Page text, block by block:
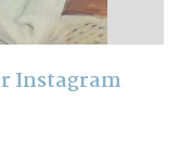
Instagram